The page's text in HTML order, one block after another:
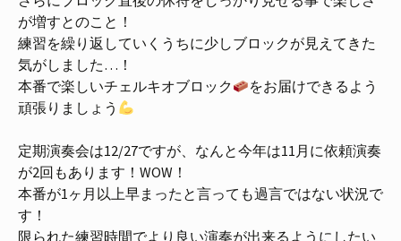
が増すとのこと！
練習を繰り返していくうちに少しブロックが見えてきた
気がしました…！
本番で楽しいチェルキオブロック
をお届けできるよう
頑張りましょう
定期演奏会は12/27ですが、なんと今年は11月に依頼演奏
が2回もあります！WOW！
本番が1ヶ月以上早まったと言っても過言ではない状況で
す！
限られた練習時間でより良い演奏が出来るようにしたい